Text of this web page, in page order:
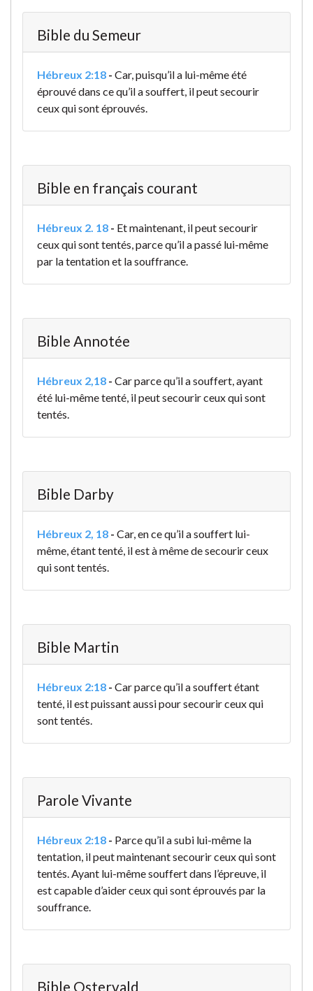
Bible du Semeur
Hébreux 2:18 - Car, puisqu’il a lui-même été
éprouvé dans ce qu’il a souffert, il peut secourir
ceux qui sont éprouvés.
Bible en français courant
Hébreux 2. 18 - Et maintenant, il peut secourir
ceux qui sont tentés, parce qu’il a passé lui-même
par la tentation et la souffrance.
Bible Annotée
Hébreux 2,18 - Car parce qu’il a souffert, ayant
été lui-même tenté, il peut secourir ceux qui sont
tentés.
Bible Darby
Hébreux 2, 18 - Car, en ce qu’il a souffert lui-
même, étant tenté, il est à même de secourir ceux
qui sont tentés.
Bible Martin
Hébreux 2:18 - Car parce qu’il a souffert étant
tenté, il est puissant aussi pour secourir ceux qui
sont tentés.
Parole Vivante
Hébreux 2:18 - Parce qu’il a subi lui-même la
tentation, il peut maintenant secourir ceux qui sont
tentés. Ayant lui-même souffert dans l’épreuve, il
est capable d’aider ceux qui sont éprouvés par la
souffrance.
Bible Ostervald